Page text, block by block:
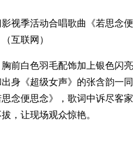
视季活动合唱歌曲《若思念便
互联网）
前白色羽毛配饰加上银色闪亮
身《超级女声》的张含韵一同
念便思念》，歌词中诉尽客家
，让现场观众惊艳。